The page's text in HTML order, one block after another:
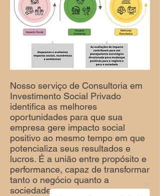
​​Nosso serviço de Consultoria em
Investimento Social Privado
identifica as melhores
oportunidades para que sua
empresa gere impacto social
positivo ao mesmo tempo em que
potencializa seus resultados e
lucros. É a união entre propósito e
performance, capaz de transformar
tanto o negócio quanto a
sociedade.